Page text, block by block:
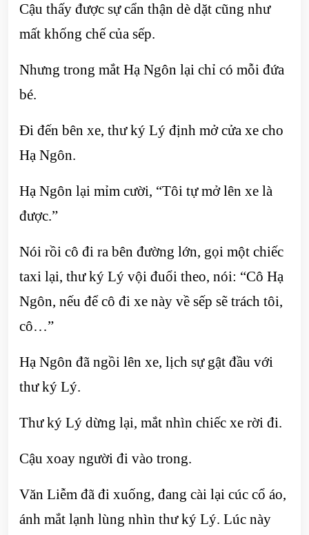
Cậu thấy được sự cẩn thận dè dặt cũng như
mất khống chế của sếp.
Nhưng trong mắt Hạ Ngôn lại chỉ có mỗi đứa
bé.
Đi đến bên xe, thư ký Lý định mở cửa xe cho
Hạ Ngôn.
Hạ Ngôn lại mỉm cười, “Tôi tự mở lên xe là
được.”
Nói rồi cô đi ra bên đường lớn, gọi một chiếc
taxi lại, thư ký Lý vội đuổi theo, nói: “Cô Hạ
Ngôn, nếu để cô đi xe này về sếp sẽ trách tôi,
cô…”
Hạ Ngôn đã ngồi lên xe, lịch sự gật đầu với
thư ký Lý.
Thư ký Lý dừng lại, mắt nhìn chiếc xe rời đi.
Cậu xoay người đi vào trong.
Văn Liễm đã đi xuống, đang cài lại cúc cổ áo,
ánh mắt lạnh lùng nhìn thư ký Lý. Lúc này